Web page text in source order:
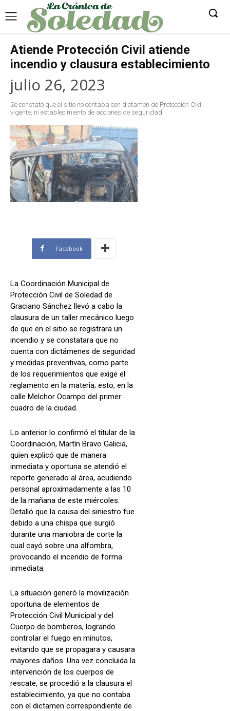
Atiende Protección Civil atiende
incendio y clausura establecimiento
julio 26, 2023
Se constató que el sitio no contaba con dictamen de Protección Civil
vigente, ni establecimiento de acciones de seguridad.
Facebook
La Coordinación Municipal de
Protección Civil de Soledad de
Graciano Sánchez llevó a cabo la
clausura de un taller mecánico luego
de que en el sitio se registrara un
incendio y se constatara que no
cuenta con dictámenes de seguridad
y medidas preventivas, como parte
de los requerimientos que exige el
reglamento en la materia; esto, en la
calle Melchor Ocampo del primer
cuadro de la ciudad.
Lo anterior lo confirmó el titular de la
Coordinación, Martín Bravo Galicia,
quien explicó que de manera
inmediata y oportuna se atendió el
reporte generado al área, acudiendo
personal aproximadamente a las 10
de la mañana de este miércoles.
Detalló que la causa del siniestro fue
debido a una chispa que surgió
durante una maniobra de corte la
cual cayó sobre una alfombra,
provocando el incendio de forma
inmediata.
La situación generó la movilización
oportuna de elementos de
Protección Civil Municipal y del
Cuerpo de bomberos, logrando
controlar el fuego en minutos,
evitando que se propagara y causara
mayores daños. Una vez concluida la
intervención de los cuerpos de
rescate, se procedió a la clausura el
establecimiento, ya que no contaba
con el dictamen correspondiente de